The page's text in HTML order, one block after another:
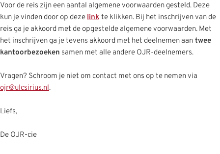
Voor de reis zijn een aantal algemene voorwaarden gesteld. Deze
kun je vinden door op deze link te klikken. Bij het inschrijven van de
reis ga je akkoord met de opgestelde algemene voorwaarden. Met
het inschrijven ga je tevens akkoord met het deelnemen aan twee
kantoorbezoeken samen met alle andere OJR-deelnemers.
Vragen? Schroom je niet om contact met ons op te nemen via
ojr@ulcsirius.nl.
Liefs,
De OJR-cie